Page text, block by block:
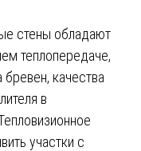
стены обладают
теплопередаче,
качества
в
участки с